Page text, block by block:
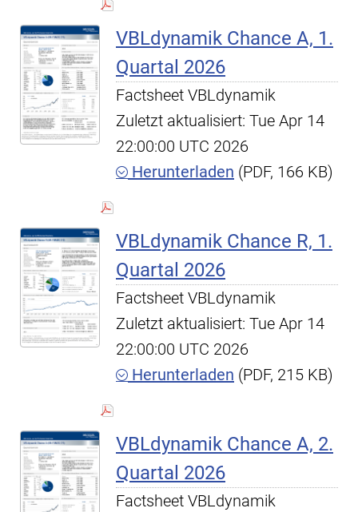
VBLdynamik Chance A, 1.
Quartal 2026
Factsheet VBLdynamik
Zuletzt aktualisiert: Tue Apr 14
22:00:00 UTC 2026
Herunterladen (PDF, 166 KB)
VBLdynamik Chance R, 1.
Quartal 2026
Factsheet VBLdynamik
Zuletzt aktualisiert: Tue Apr 14
22:00:00 UTC 2026
Herunterladen (PDF, 215 KB)
VBLdynamik Chance A, 2.
Quartal 2026
Factsheet VBLdynamik